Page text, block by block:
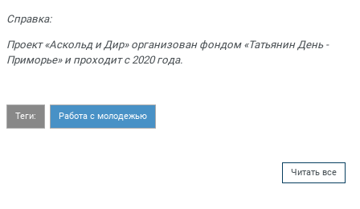
Справка:
Проект «Аскольд и Дир» организован фондом «Татьянин День -
Приморье» и проходит с 2020 года.
Теги: Работа с молодежью
Читать все